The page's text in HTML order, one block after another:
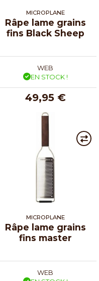
MICROPLANE
Râpe lame grains
fins Black Sheep
WEB
EN STOCK !
49,95 €
MICROPLANE
Râpe lame grains
fins master
WEB